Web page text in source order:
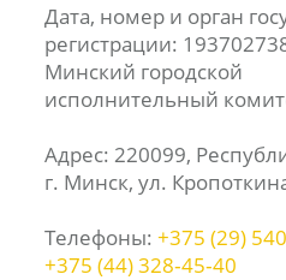
Дата, номер и орган
регистрации:
Минский городской
исполнительный
Адрес: 220099,
г. Минск, ул.
Телефоны: +375 (29)
+375 (44) 328‑45‑40